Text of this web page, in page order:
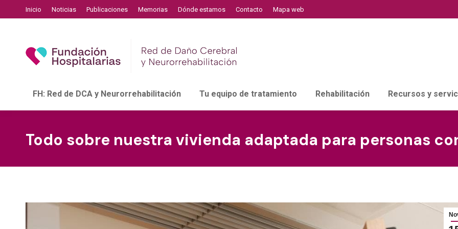
Inicio Noticias Publicaciones Memorias Dónde estamos Contacto Mapa web
FH: Red de DCA y Neurorrehabilitación Tu equipo de tratamiento Rehabilitación Recursos y
Todo sobre nuestra vivienda adaptada para personas